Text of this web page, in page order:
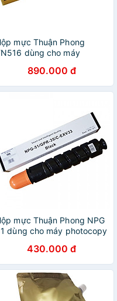
mực Thuận Phong
dùng cho máy
bizhub 458e / 558e / 658e
Chính Hãng
890.000 đ
mực Thuận Phong NPG
dùng cho máy photocopy
2530 - Hàng Chính Hãng
430.000 đ